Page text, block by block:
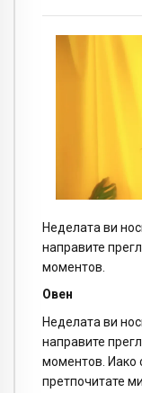
Неделата ви
направите
моментов.
Овен
Неделата ви
направите
моментов. Иако
претпочитате